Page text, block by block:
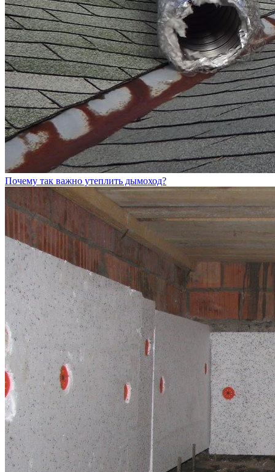
Почему так важно утеплить дымоход?